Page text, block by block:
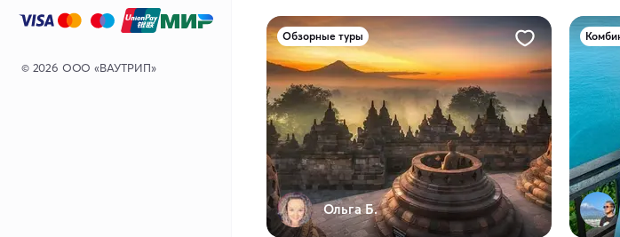
© 2026 ООО «ВАУТРИП»
Обзорные туры
Ольга Б.